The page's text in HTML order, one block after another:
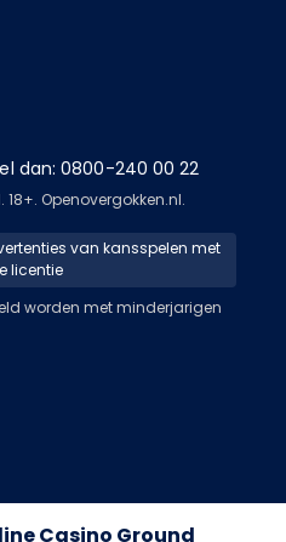
dan: 0800-240 00 22
Openovergokken.nl.
van kansspelen met
licentie
worden met minderjarigen
Casino Ground